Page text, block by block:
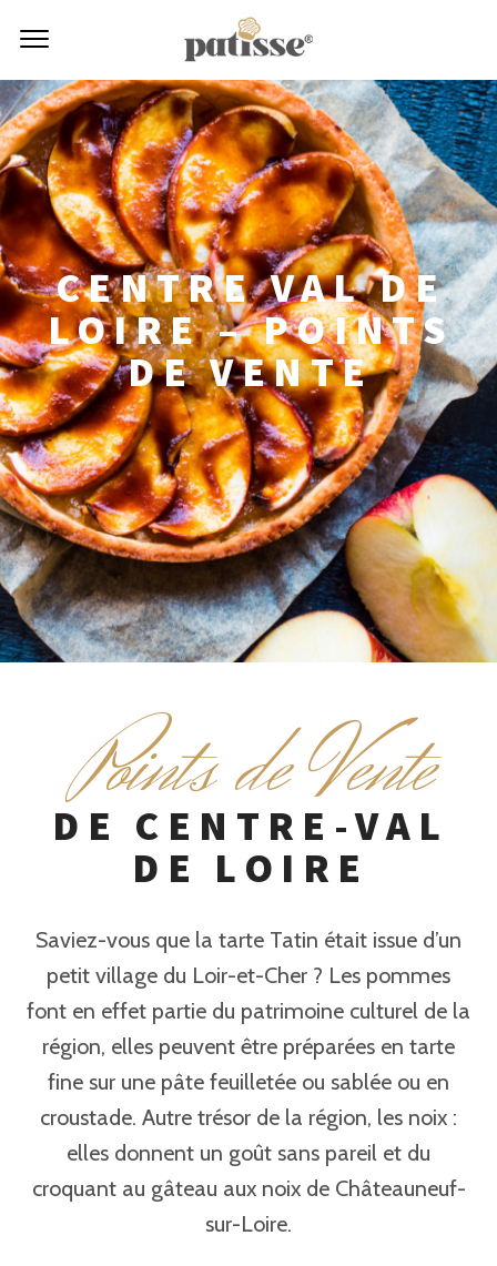
CENTRE VAL DE
LOIRE – POINTS
DE VENTE
P
oints de Vente
DE CENTRE-VAL
DE LOIRE
Saviez-vous que la tarte Tatin était issue d’un
petit village du Loir-et-Cher ? Les pommes
font en effet partie du patrimoine culturel de la
région, elles peuvent être préparées en tarte
fine sur une pâte feuilletée ou sablée ou en
croustade. Autre trésor de la région, les noix :
elles donnent un goût sans pareil et du
croquant au gâteau aux noix de Châteauneuf-
sur-Loire.